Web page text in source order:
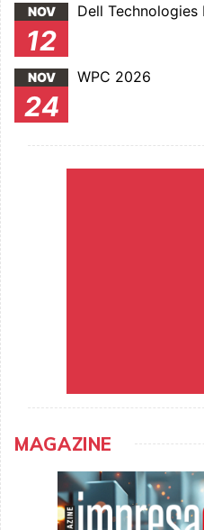
NOV
12
Dell Technologies
NOV
24
WPC 2026
MAGAZINE